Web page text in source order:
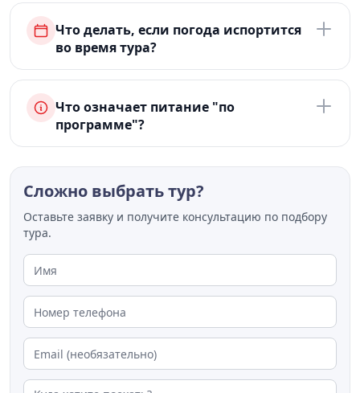
Что делать, если погода испортится
во время тура?
Что означает питание "по
программе"?
Сложно выбрать тур?
Оставьте заявку и получите консультацию по подбору
тура.